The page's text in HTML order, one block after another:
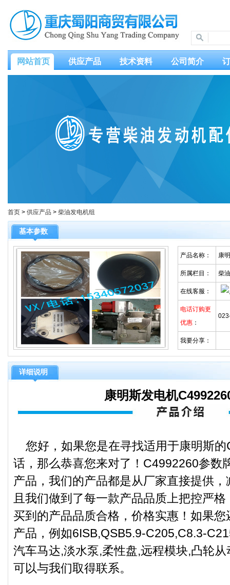
网站首页 供应产品 技术资料 公司简介
首页 > 供应产品 > 柴油发电机组
基本参数
产品名称： 康
所属栏目： 柴
在线客服：
电话订购更
优惠 ：
我要分享：
详细说明
康明斯发电机
您好，如果您是在寻找适用于康明斯
话，那么恭喜您来对了！C4992260参数
产品，我们的产品都是从厂家直接提供
且我们做到了每一款产品品质上把控严
买到的产品品质合格，价格实惠！如果
产品，例如6ISB,QSB5.9-C205,C8.3-
汽车马达,淡水泵,柔性盘,远程模块,凸轮
可以与我们取得联系。